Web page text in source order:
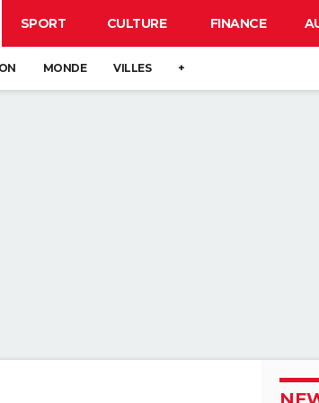
SPORT CULTURE FINANCE
MONDE VILLES +